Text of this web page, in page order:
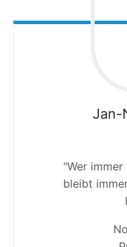
Jan-
"Wer
bleibt